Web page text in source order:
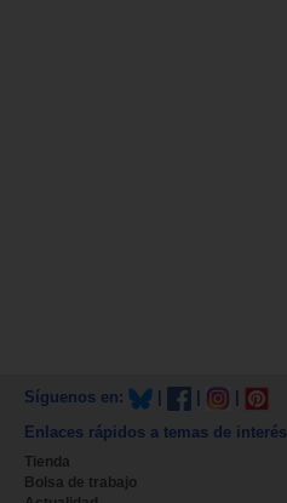
Síguenos en:
Enlaces rápidos a temas de interés
Tienda
Bolsa de trabajo